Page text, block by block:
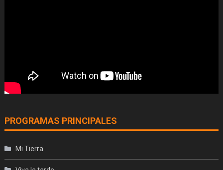
PROGRAMAS PRINCIPALES
Mi Tierra